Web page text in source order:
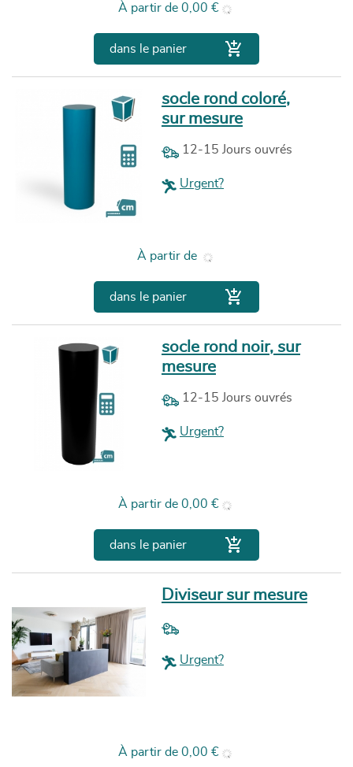
À partir de Prix
0,00 €
dans le panier 
socle rond coloré,
sur mesure
12-15 Jours ouvrés
Urgent?
À partir de Prix
dans le panier 
socle rond noir, sur
mesure
12-15 Jours ouvrés
Urgent?
À partir de Prix
0,00 €
dans le panier 
Diviseur sur mesure
Urgent?
À partir de Prix
0,00 €